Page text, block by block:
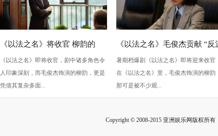
《以法之名》将收官 柳韵的
“蠢” 让毛俊杰重回巅峰
《以法之名》即将收官，剧中诸多角色令
人印象深刻，而毛俊杰饰演的柳韵，更是
凭借其复杂多面...
《以法之名》毛俊杰贡献 “反
级” 演技？柳韵的 “蠢” 是表演
的胜利！
暑期档爆剧《以法之名》即将迎来收官
在《以法之名》里，毛俊杰饰演的柳韵
那可是被不少观...
Copyright © 2008-2015 亚洲娱乐网版权所